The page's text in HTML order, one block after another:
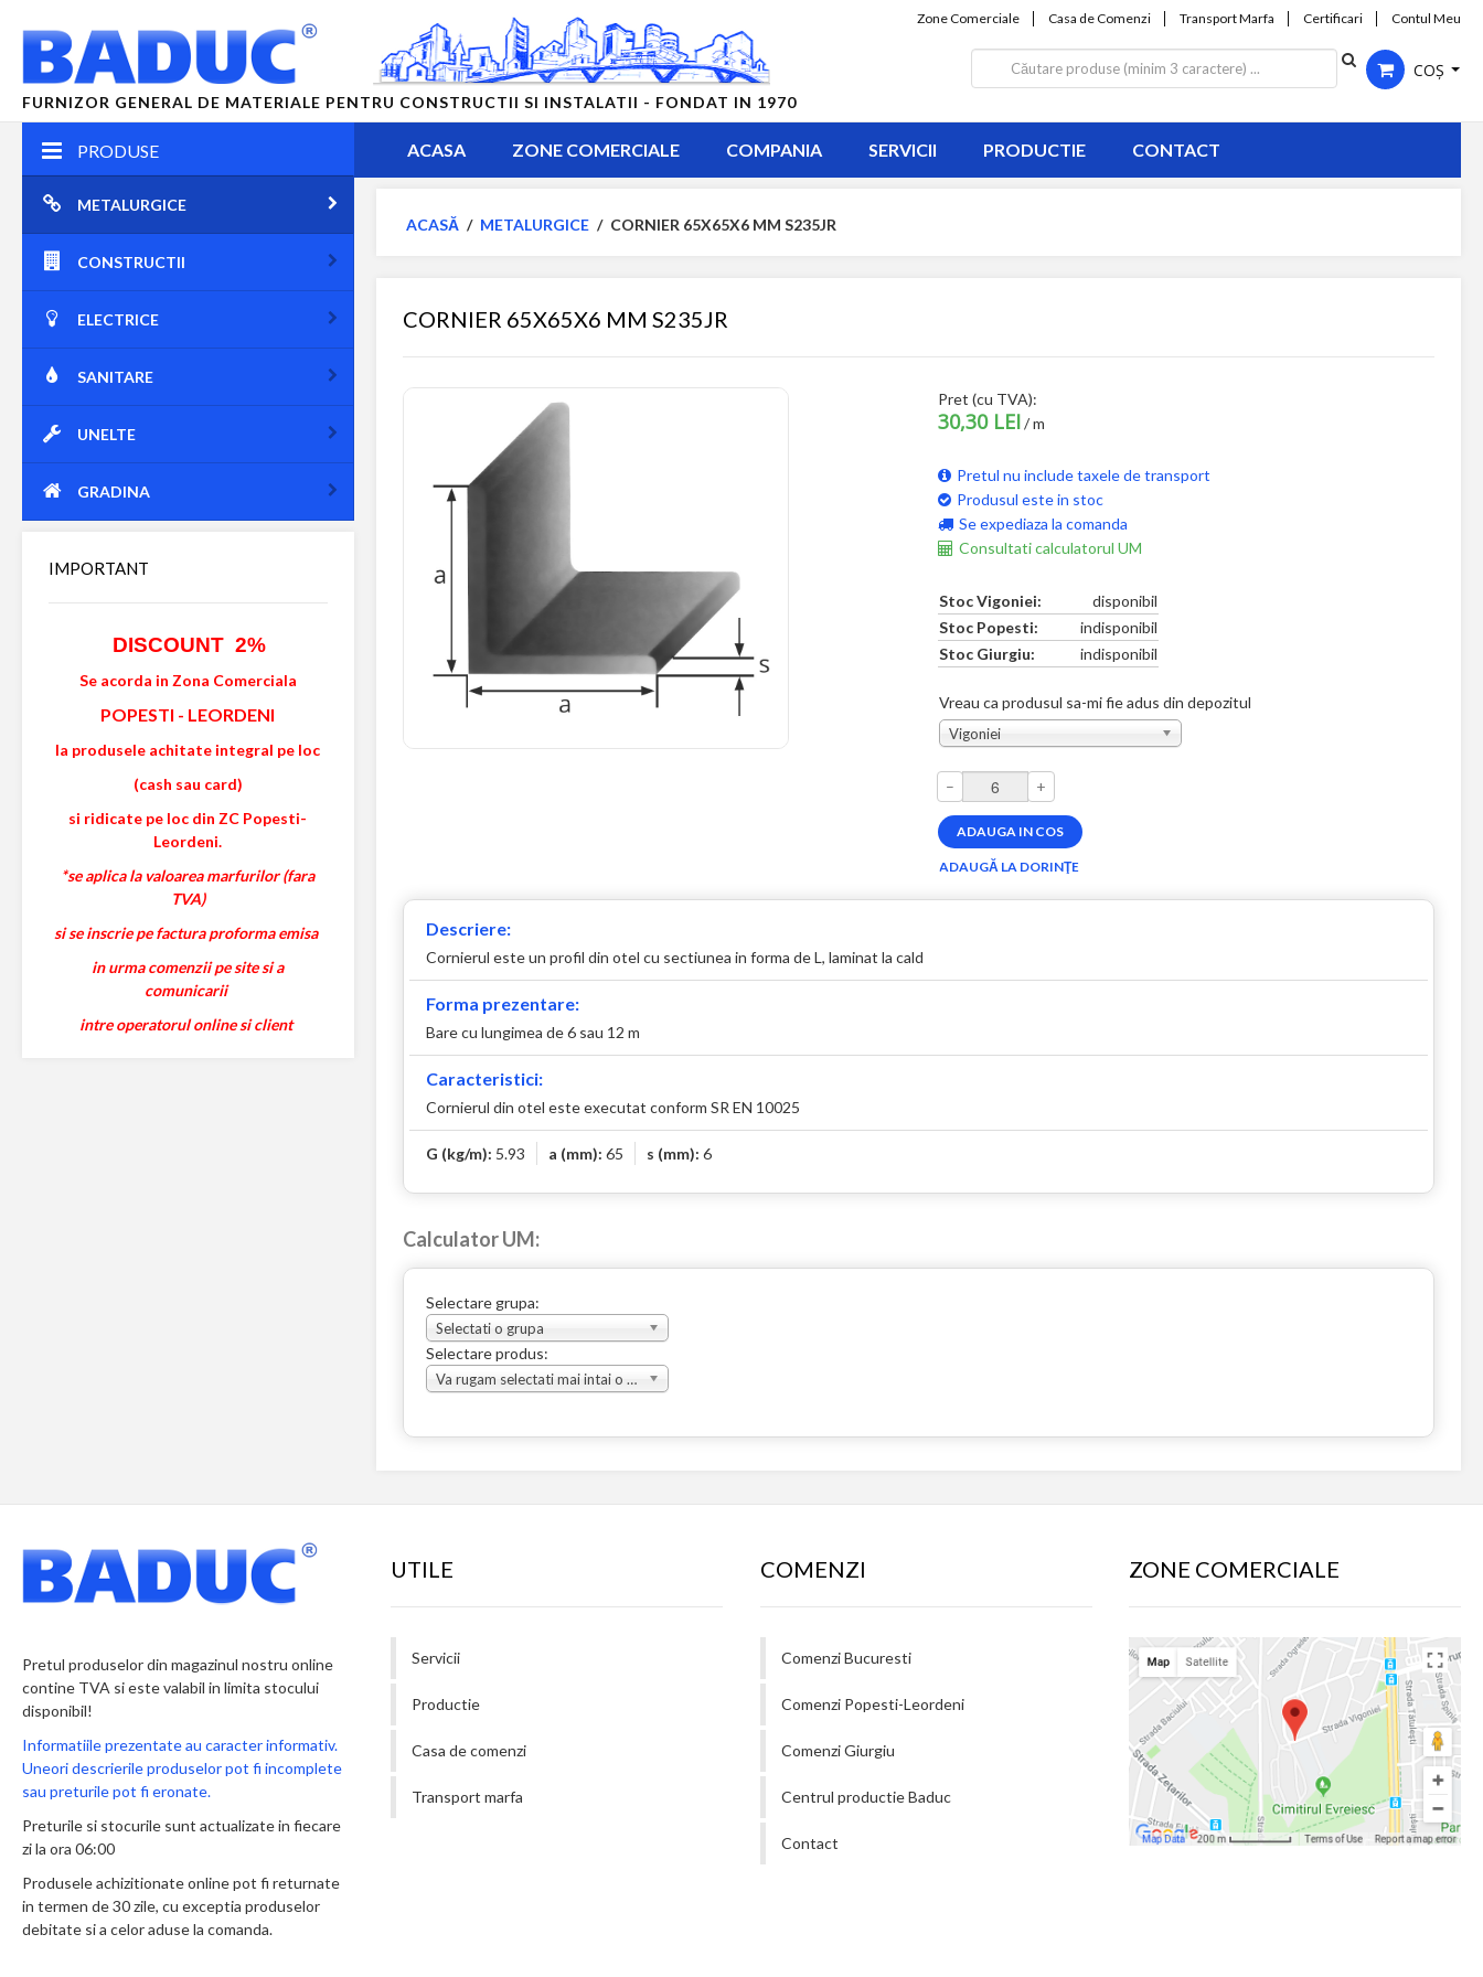
FURNIZOR GENERAL DE MATERIALE PENTRU CONSTRUCTII SI INSTALATII - FONDAT IN 1970
Zone Comerciale Casa de Comenzi Transport Marfa Certificari Contul Meu
COȘ
PRODUSE
METALURGICE
CONSTRUCTII
ELECTRICE
SANITARE
UNELTE
GRADINA
IMPORTANT
DISCOUNT 2%
Se acorda in Zona Comerciala
POPESTI - LEORDENI
la produsele achitate integral pe loc
(cash sau card)
si ridicate pe loc din ZC Popesti-
Leordeni.
*se aplica la valoarea marfurilor (fara
TVA)
si se inscrie pe factura proforma emisa
in urma comenzii pe site si a
comunicarii
intre operatorul online si client
ACASA ZONE COMERCIALE COMPANIA SERVICII PRODUCTIE CONTACT
ACASĂ / METALURGICE / CORNIER 65X65X6 MM S235JR
CORNIER 65X65X6 MM S235JR
Pret (cu TVA):
30,30 LEI / m
Pretul nu include taxele de transport
Produsul este in stoc
Se expediaza la comanda
Consultati calculatorul UM
Stoc Vigoniei:
disponibil
Stoc Popesti:
indisponibil
Stoc Giurgiu:
indisponibil
Vreau ca produsul sa-mi fie adus din depozitul
Vigoniei
– +
Descriere:
Cornierul este un profil din otel cu sectiunea in forma de L, laminat la cald
Forma prezentare:
Bare cu lungimea de 6 sau 12 m
Caracteristici:
Cornierul din otel este executat conform SR EN 10025
G (kg/m): 5.93 a (mm): 65 s (mm): 6
Calculator UM:
Selectare grupa:
Selectati o grupa
Selectare produs:
Va rugam selectati mai intai o grupa
Pretul produselor din magazinul nostru online
contine TVA si este valabil in limita stocului
disponibil!
Informatiile prezentate au caracter informativ.
Uneori descrierile produselor pot fi incomplete
sau preturile pot fi eronate.
Preturile si stocurile sunt actualizate in fiecare
zi la ora 06:00
Produsele achizitionate online pot fi returnate
in termen de 30 zile, cu exceptia produselor
debitate si a celor aduse la comanda.
UTILE
Servicii
Productie
Casa de comenzi
Transport marfa
COMENZI
Comenzi Bucuresti
Comenzi Popesti-Leordeni
Comenzi Giurgiu
Centrul productie Baduc
Contact
ZONE COMERCIALE